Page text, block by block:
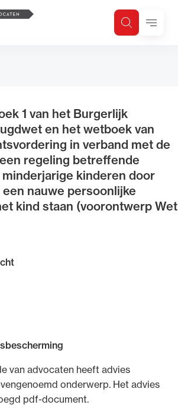
ZoekenMenu
1 van het Burgerlijk
en het wetboek van
in verband met de
regeling betreffende
kinderen door
nauwe persoonlijke
kind staan (voorontwerp Wet
van advocaten heeft advies
onderwerp. Het advies
pdf-document.